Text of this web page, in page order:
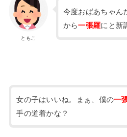
ともこ
今度おばあちゃん
から一張羅にと新
女の子はいいね。まぁ、僕の一
手の道着かな？